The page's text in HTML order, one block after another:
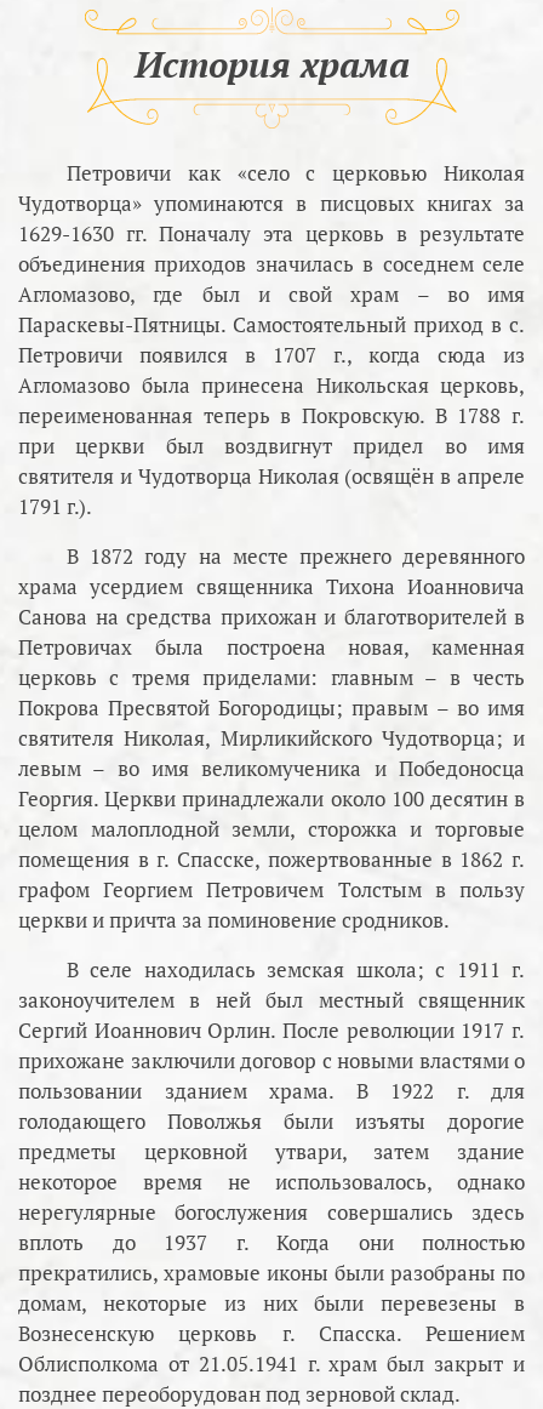
История храма
Петровичи как «село с церковью Николая
Чудотворца» упоминаются в писцовых книгах за
1629-1630 гг. Поначалу эта церковь в результате
объединения приходов значилась в соседнем селе
Агломазово, где был и свой храм – во имя
Параскевы-Пятницы. Самостоятельный приход в с.
Петровичи появился в 1707 г., когда сюда из
Агломазово была принесена Никольская церковь,
переименованная теперь в Покровскую. В 1788 г.
при церкви был воздвигнут придел во имя
святителя и Чудотворца Николая (освящён в апреле
1791 г.).
В 1872 году на месте прежнего деревянного
храма усердием священника Тихона Иоанновича
Санова на средства прихожан и благотворителей в
Петровичах была построена новая, каменная
церковь с тремя приделами: главным – в честь
Покрова Пресвятой Богородицы; правым – во имя
святителя Николая, Мирликийского Чудотворца; и
левым – во имя великомученика и Победоносца
Георгия. Церкви принадлежали около 100 десятин в
целом малоплодной земли, сторожка и торговые
помещения в г. Спасске, пожертвованные в 1862 г.
графом Георгием Петровичем Толстым в пользу
церкви и причта за поминовение сродников.
В селе находилась земская школа; с 1911 г.
законоучителем в ней был местный священник
Сергий Иоаннович Орлин. После революции 1917 г.
прихожане заключили договор с новыми властями о
пользовании зданием храма. В 1922 г. для
голодающего Поволжья были изъяты дорогие
предметы церковной утвари, затем здание
некоторое время не использовалось, однако
нерегулярные богослужения совершались здесь
вплоть до 1937 г. Когда они полностью
прекратились, храмовые иконы были разобраны по
домам, некоторые из них были перевезены в
Вознесенскую церковь г. Спасска. Решением
Облисполкома от 21.05.1941 г. храм был закрыт и
позднее переоборудован под зерновой склад.